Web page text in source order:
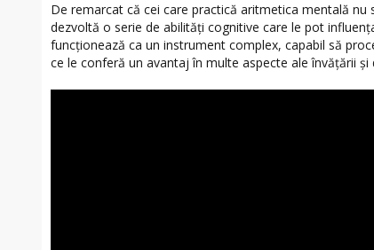
De remarcat că cei care practică aritmetica mentală nu
dezvoltă o serie de abilități cognitive care le pot
funcționează ca un instrument complex, capabil să
ce le conferă un avantaj în multe aspecte ale învățării și